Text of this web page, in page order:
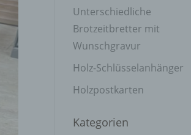
Unterschiedliche
Brotzeitbretter mit
Wunschgravur
Holz-Schlüsselanhänger
Holzpostkarten
Kategorien